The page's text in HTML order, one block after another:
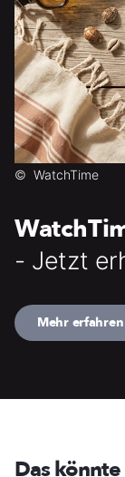
© WatchTime
- Jetzt
Mehr erfahren
Das